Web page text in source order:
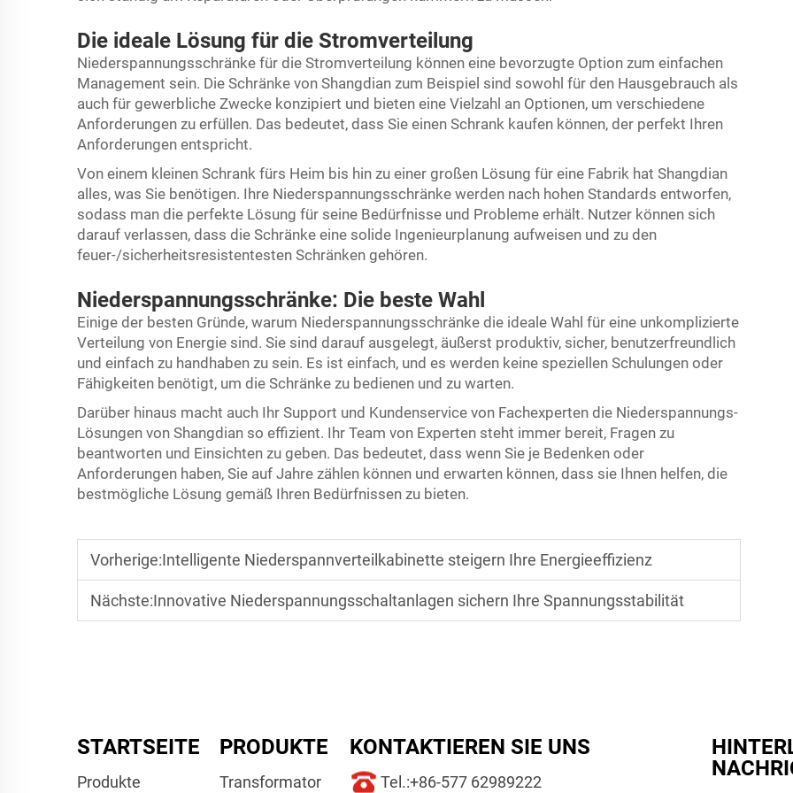
Die ideale Lösung für die Stromverteilung
Niederspannungsschränke für die Stromverteilung können eine bevorzugte Option zum einfachen
Management sein. Die Schränke von Shangdian zum Beispiel sind sowohl für den Hausgebrauch als
auch für gewerbliche Zwecke konzipiert und bieten eine Vielzahl an Optionen, um verschiedene
Anforderungen zu erfüllen. Das bedeutet, dass Sie einen Schrank kaufen können, der perfekt Ihren
Anforderungen entspricht.
Von einem kleinen Schrank fürs Heim bis hin zu einer großen Lösung für eine Fabrik hat Shangdian
alles, was Sie benötigen. Ihre Niederspannungsschränke werden nach hohen Standards entworfen,
sodass man die perfekte Lösung für seine Bedürfnisse und Probleme erhält. Nutzer können sich
darauf verlassen, dass die Schränke eine solide Ingenieurplanung aufweisen und zu den
feuer-/sicherheitsresistentesten Schränken gehören.
Niederspannungsschränke: Die beste Wahl
Einige der besten Gründe, warum Niederspannungsschränke die ideale Wahl für eine unkomplizierte
Verteilung von Energie sind. Sie sind darauf ausgelegt, äußerst produktiv, sicher, benutzerfreundlich
und einfach zu handhaben zu sein. Es ist einfach, und es werden keine speziellen Schulungen oder
Fähigkeiten benötigt, um die Schränke zu bedienen und zu warten.
Darüber hinaus macht auch Ihr Support und Kundenservice von Fachexperten die Niederspannungs-
Lösungen von Shangdian so effizient. Ihr Team von Experten steht immer bereit, Fragen zu
beantworten und Einsichten zu geben. Das bedeutet, dass wenn Sie je Bedenken oder
Anforderungen haben, Sie auf Jahre zählen können und erwarten können, dass sie Ihnen helfen, die
bestmögliche Lösung gemäß Ihren Bedürfnissen zu bieten.
Vorherige:Intelligente Niederspannverteilkabinette steigern Ihre Energieeffizienz
Nächste:Innovative Niederspannungsschaltanlagen sichern Ihre Spannungsstabilität
STARTSEITE
Produkte
PRODUKTE
Transformator
KONTAKTIEREN SIE UNS
Tel.:+86-577 62989222